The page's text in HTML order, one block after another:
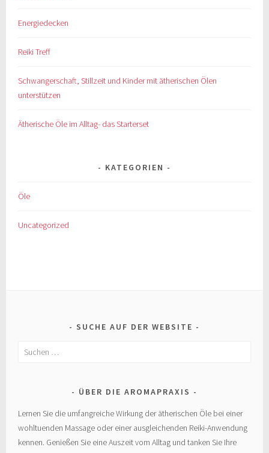
Energiedecken
Reiki Treff
Schwangerschaft, Stillzeit und Kinder mit ätherischen Ölen
unterstützen
Ätherische Öle im Alltag- das Starterset
KATEGORIEN
Öle
Uncategorized
SUCHE AUF DER WEBSITE
Suchen
ÜBER DIE AROMAPRAXIS
Lernen Sie die umfangreiche Wirkung der ätherischen Öle bei einer
wohltuenden Massage oder einer ausgleichenden Reiki-Anwendung
kennen. Genießen Sie eine Auszeit vom Alltag und tanken Sie Ihre